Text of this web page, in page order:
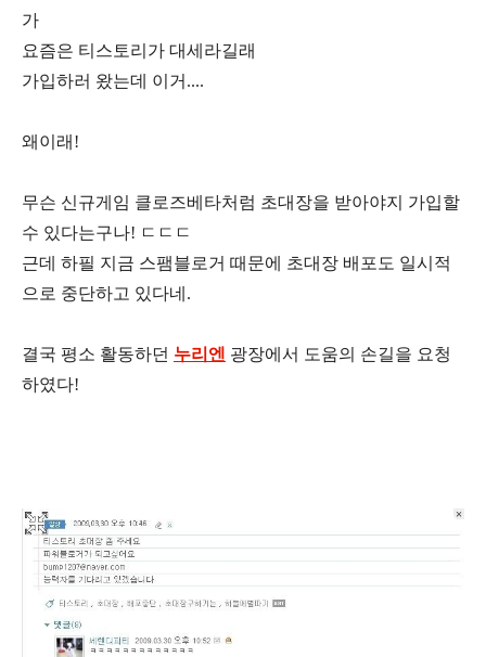
가
요즘은 티스토리가 대세라길래
가입하러 왔는데 이거....
왜이래!
무슨 신규게임 클로즈베타처럼 초대장을 받아야지 가입할
수 있다는구나! ㄷㄷㄷ
근데 하필 지금 스팸블로거 때문에 초대장 배포도 일시적
으로 중단하고 있다네.
결국 평소 활동하던 누리엔 광장에서 도움의 손길을 요청
하였다!